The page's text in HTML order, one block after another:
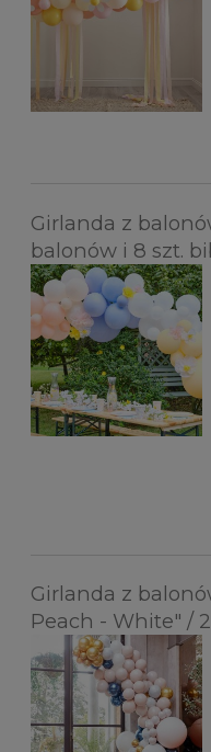
Girlanda z
balonów i 8 szt.
Girlanda z
Peach - White" /